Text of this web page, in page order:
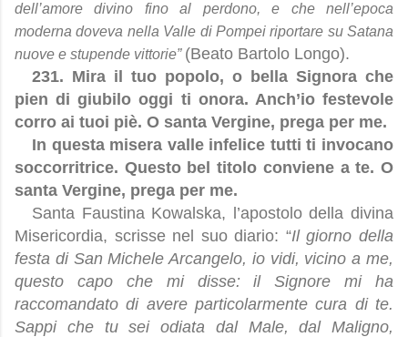
dell’amore divino fino al perdono, e che nell’epoca
moderna doveva nella Valle di Pompei riportare su Satana
nuove e stupende vittorie” (Beato Bartolo Longo).
231. Mira il tuo popolo, o bella Signora che
pien di giubilo oggi ti onora. Anch’io festevole
corro ai tuoi piè. O santa Vergine, prega per me.
In questa misera valle infelice tutti ti invocano
soccorritrice. Questo bel titolo conviene a te. O
santa Vergine, prega per me.
Santa Faustina Kowalska, l’apostolo della divina
Misericordia, scrisse nel suo diario: “Il giorno della
festa di San Michele Arcangelo, io vidi, vicino a me,
questo capo che mi disse: il Signore mi ha
raccomandato di avere particolarmente cura di te.
Sappi che tu sei odiata dal Male, dal Maligno,